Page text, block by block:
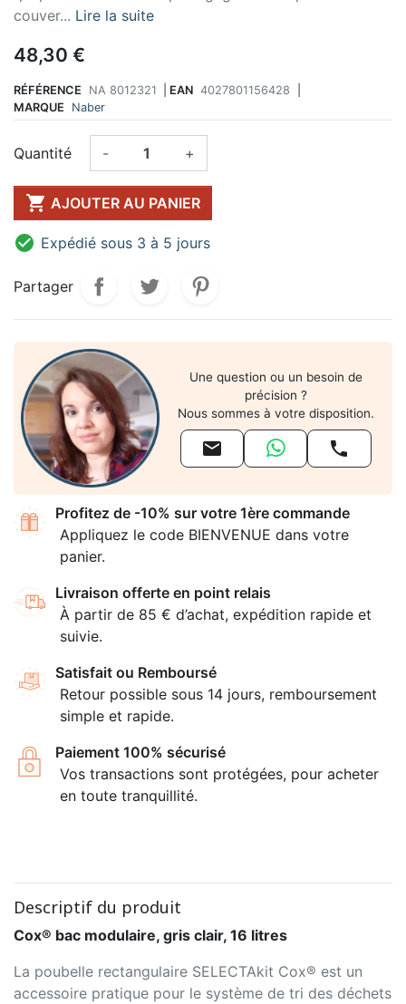
couver... Lire la suite
48,30 €
RÉFÉRENCE NA 8012321 EAN 4027801156428
MARQUE
Naber
Quantité - +
 AJOUTER AU PANIER
 Expédié sous 3 à 5 jours
Partager
Une question ou un besoin de
précision ?
Nous sommes à votre disposition.
 
Profitez de -10% sur votre 1ère commande
Appliquez le code BIENVENUE dans votre
panier.
Livraison offerte en point relais
À partir de 85 € d’achat, expédition rapide et
suivie.
Satisfait ou Remboursé
Retour possible sous 14 jours, remboursement
simple et rapide.
Paiement 100% sécurisé
Vos transactions sont protégées, pour acheter
en toute tranquillité.
Descriptif du produit
Cox® bac modulaire, gris clair, 16 litres
La poubelle rectangulaire SELECTAkit Cox® est un
accessoire pratique pour le système de tri des déchets